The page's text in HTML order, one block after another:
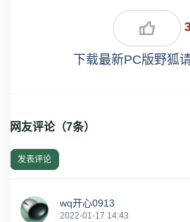
下载最新PC版野狐
网友评论（7条）
发表评论
wq开心0913
2022-01-17 14:43